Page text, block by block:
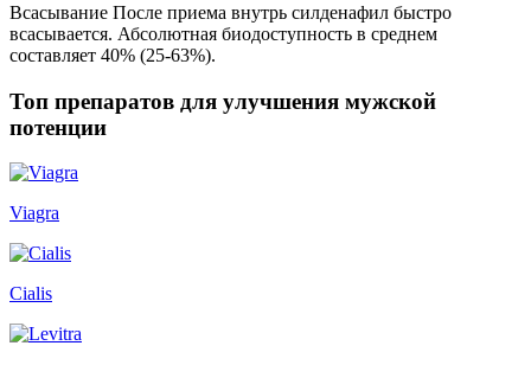
Всасывание После приема внутрь силденафил быстро
всасывается. Абсолютная биодоступность в среднем
составляет 40% (25-63%).
Топ препаратов для улучшения мужской
потенции
Viagra
Cialis